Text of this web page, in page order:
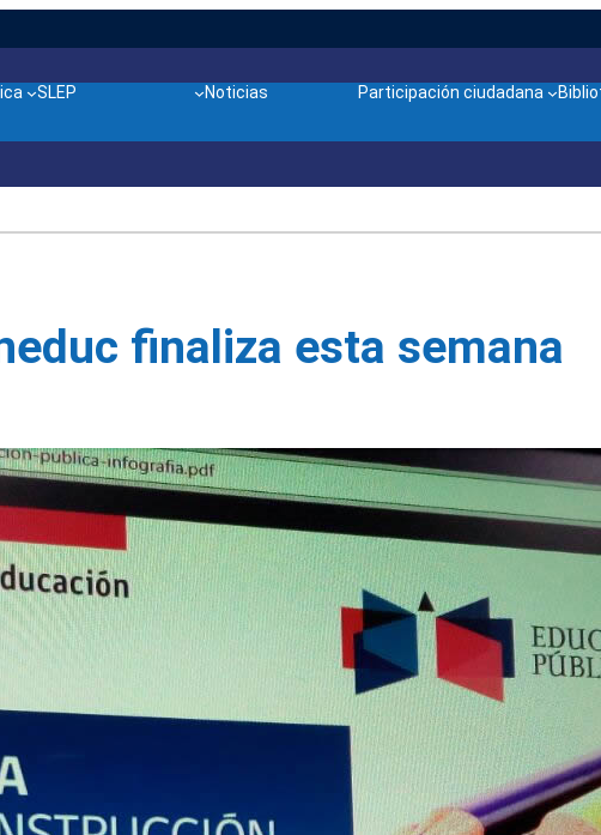
SLEP Noticias Participación ciudadana
finaliza esta semana